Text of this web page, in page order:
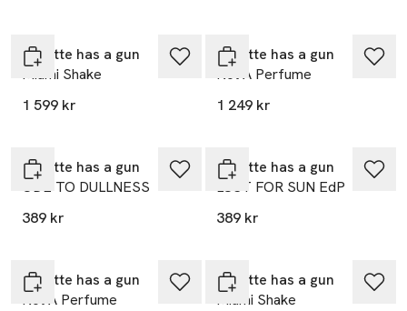
Juliette has a gun
Miami Shake
1 599 kr
Juliette has a gun
Not A Perfume
1 249 kr
Juliette has a gun
ODE TO DULLNESS
389 kr
Juliette has a gun
LUST FOR SUN EdP
389 kr
Juliette has a gun
Not A Perfume
Juliette has a gun
Miami Shake